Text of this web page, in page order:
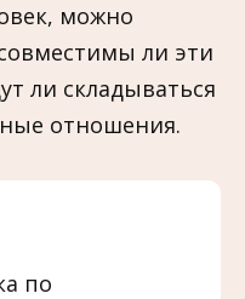
можно
ли эти
ли складываться
отношения.
по